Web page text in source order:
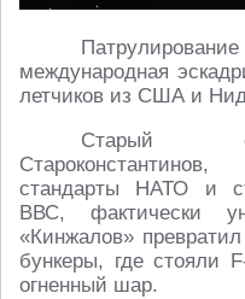
международная
летчиков из США и
Старый
стандарты НАТО и
ВВС, фактически
«Кинжалов»
бункеры, где стояли
огненный шар.